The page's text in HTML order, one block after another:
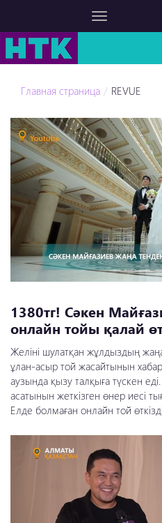
Главная страница REVUE
1380тг! Сәкен
онлайн тойы қалай
Желіні шулатқан жұлдыздың
ұлан-асыр той жасайтынын
аузында қызу талқыға түскен
асатынын жеткізген өнер иесі
Елде болмаған онлайн той өткізді...